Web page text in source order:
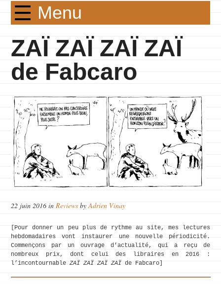
Menu
ZAÏ ZAÏ ZAÏ ZAÏ
de Fabcaro
22 juin 2016 inReviews byAdrien Vinay
[Pour donner un peu plus de rythme au site, mes lectures
hebdomadaires vont instaurer une nouvelle périodicité.
Commençons par un ouvrage d’actualité, qui a reçu de
nombreux prix, dont celui des libraires en 2016 :
l’incontournableZAÏ ZAÏ ZAÏ ZAÏ de Fabcaro]